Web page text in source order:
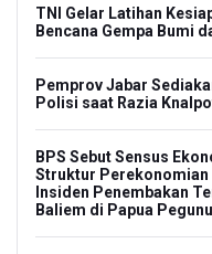
TNI Gelar Latihan
Bencana Gempa Bumi
Pemprov Jabar
Polisi saat Razia
BPS Sebut Sensus
Struktur Perekonomian
Insiden Penembakan
Baliem di Papua